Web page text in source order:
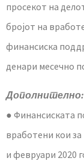
просекот на
бројот на
финансиска
денари месечно
Дополнително:
● Финансиската
вработени кои
и февруари 2020